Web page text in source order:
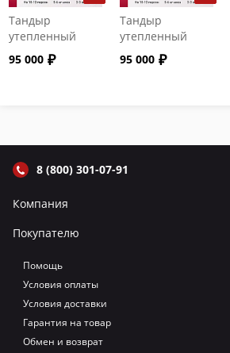
Тандыр
утепленный
"Сармат" с
откидной
95 000
Тандыр
утепленный
"Сармат" с
откидной
95 000
8 (800) 301-07-91
Компания
Покупателю
Помощь
Условия оплаты
Условия доставки
Гарантия на товар
Обмен и возврат